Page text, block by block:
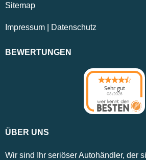
Sitemap
Impressum Datenschutz
BEWERTUNGEN
Sehr gut
08/2026
ÜBER UNS
Wir sind Ihr seriöser Autohändler, der